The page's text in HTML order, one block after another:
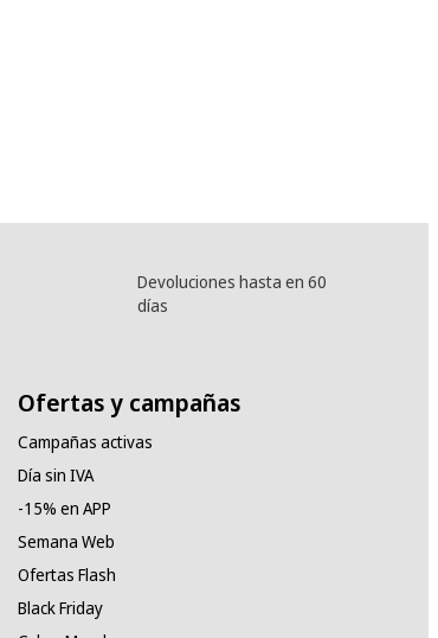
Devoluciones hasta en 60
días
Ofertas y campañas
Campañas activas
Día sin IVA
-15% en APP
Semana Web
Ofertas Flash
Black Friday